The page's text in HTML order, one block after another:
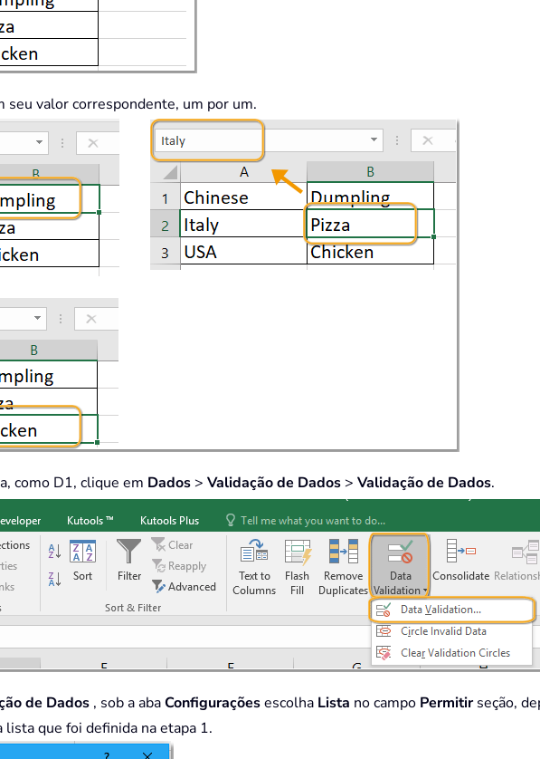
seu valor correspondente, um por um.
como D1, clique em Dados > Validação de Dados > Validação de Dados.
de Dados , sob a abaConfiguraçõesescolha Lista no campo Permitirseção,
que foi definida na etapa 1.